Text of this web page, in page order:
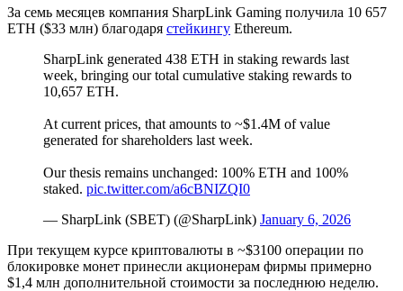
За семь месяцев компания SharpLink Gaming получила 10 657
ETH ($33 млн) благодаря стейкингу Ethereum.
SharpLink generated 438 ETH in staking rewards last
week, bringing our total cumulative staking rewards to
10,657 ETH.
At current prices, that amounts to ~$1.4M of value
generated for shareholders last week.
Our thesis remains unchanged: 100% ETH and 100%
staked. pic.twitter.com/a6cBNIZQI0
— SharpLink (SBET) (@SharpLink) January 6, 2026
При текущем курсе криптовалюты в ~$3100 операции по
блокировке монет принесли акционерам фирмы примерно
$1,4 млн дополнительной стоимости за последнюю неделю.